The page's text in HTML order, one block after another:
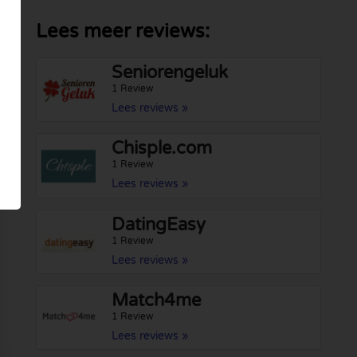
Lees meer reviews:
Seniorengeluk
1 Review
Lees reviews »
Chisple.com
1 Review
Lees reviews »
DatingEasy
1 Review
Lees reviews »
Match4me
1 Review
Lees reviews »